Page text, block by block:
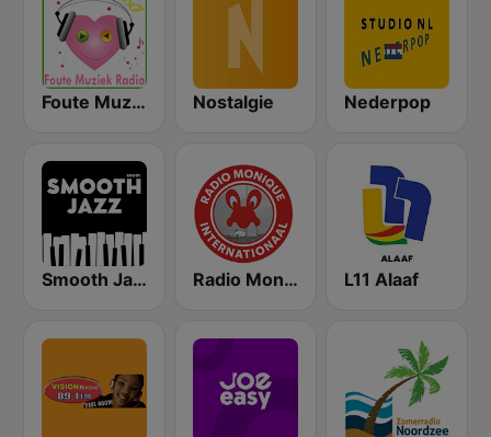
Foute Muziek Radio Nostalgie Nederpop
Smooth Jazz - Groov Radio Monique Internationaal L11 Alaaf